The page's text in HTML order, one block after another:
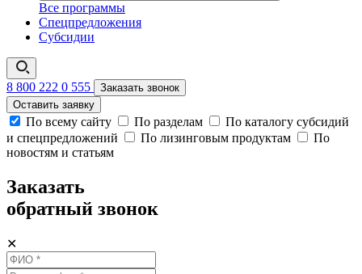
Все программы
Спецпредложения
Субсидии
8 800 222 0 555
Заказать звонок
Оставить заявку
По всему сайту По разделам
По каталогу субсидий
и спецпредложений
По лизинговым продуктам
По
новостям и статьям
Заказать
обратный звонок
✕